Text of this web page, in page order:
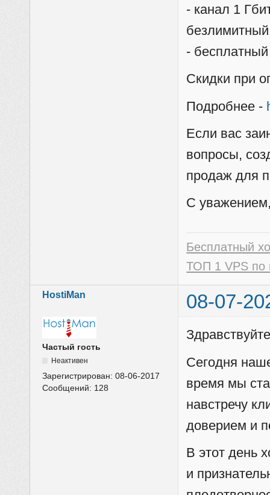
- канал 1
-
Скидки при
Подробнее -
Если вас
вопросы,
продаж для
С
Бесплатный
ТОП 1 VPS по
HostiMan 08-07-
Частый гость
Неактивен
Зарегистрирован:08-06-2017
Сообщений: 128
Сегодня
время мы
навстречу
доверием и
В этот день
и